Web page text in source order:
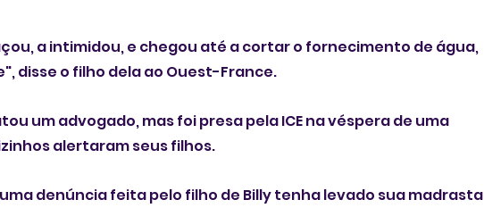
a intimidou, e chegou até a cortar o fornecimento de água,
disse o filho dela ao Ouest-France.
um advogado, mas foi presa pela ICE na véspera de uma
alertaram seus filhos.
denúncia feita pelo filho de Billy tenha levado sua madrasta